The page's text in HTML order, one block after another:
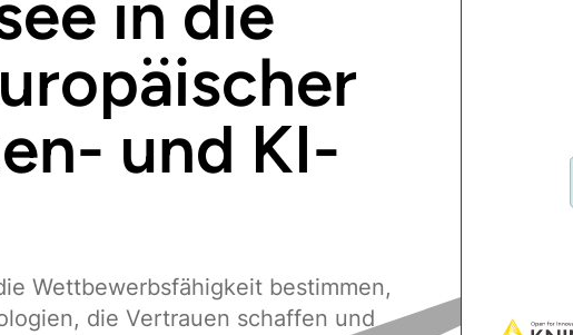
und KI-
Wettbewerbsfähigkeit bestimmen,
die Vertrauen schaffen und